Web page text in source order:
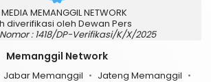
MEMANGGIL NETWORK
diverifikasi oleh Dewan Pers
: 1418/DP-Verifikasi/K/X/2025
Memanggil Network
Jabar Memanggil Jateng Memanggil